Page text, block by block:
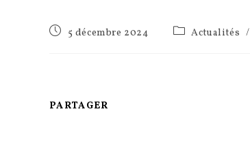
Publication
5 décembre 2024
PostActualités /
PARTAGER